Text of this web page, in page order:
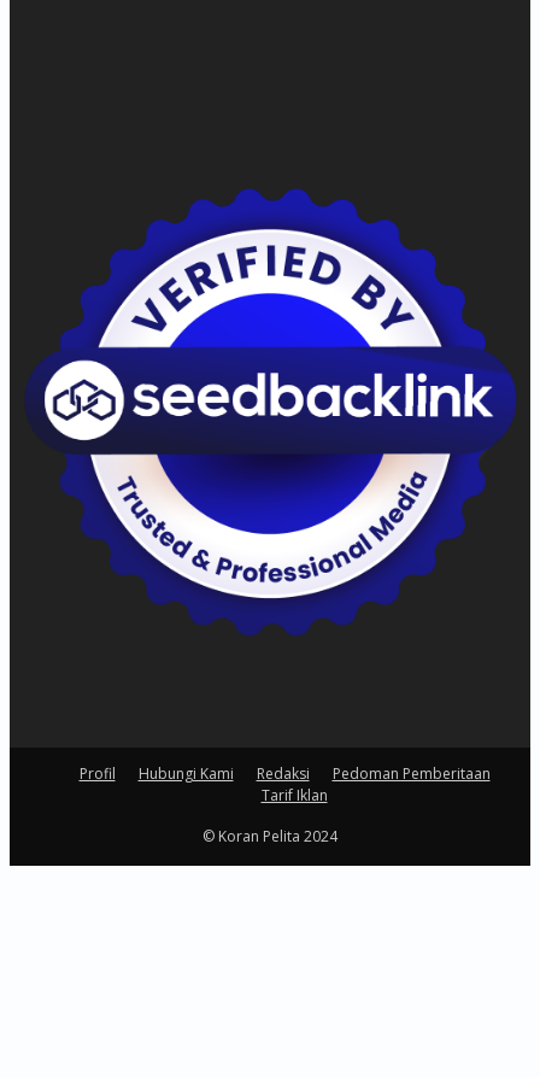
Profil Hubungi Kami Redaksi
Pedoman Pemberitaan
Tarif Iklan
© Koran Pelita 2024